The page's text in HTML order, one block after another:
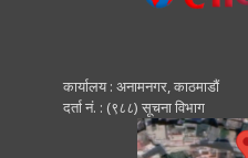
कार्यालय : अनामनगर, काठमाडाैं
दर्ता नं. : (९८८) सूचना विभाग